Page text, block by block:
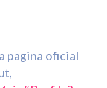
pagina oficial